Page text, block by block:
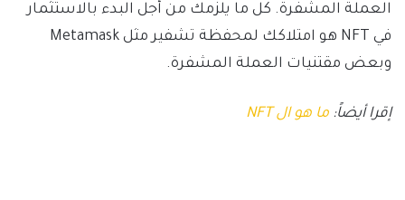
العملة المشفرة. كل ما يلزمك من أجل البدء بالاستثمار
في NFT هو امتلاكك لمحفظة تشفير مثل Metamask
وبعض مقتنيات العملة المشفرة.
إقرا أيضاً: ما هو ال NFT